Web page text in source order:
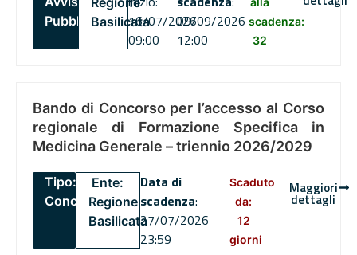
PubblicoBasilicata16/07/2026
09:00
09/09/2026
12:00
scadenza:
32
Bando di Concorso per l’accesso al Corso
regionale di Formazione Specifica in
Medicina Generale – triennio 2026/2029
Tipo:
Concorsi
Ente:
Regione
Basilicata
Data di
scadenza:
27/07/2026
23:59
Scaduto
da:
12
giorni
Maggiori
dettagli